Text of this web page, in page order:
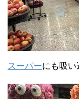
スーパーにも吸い